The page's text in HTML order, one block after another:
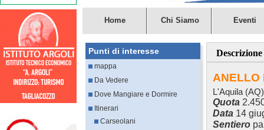
Home Chi Siamo Eventi
Punti di interesse
mappa
Da Vedere
Dove Mangiare e Dormire
Itinerari
Carseolani
Descrizione
ANELLO
L'Aquila (AQ)
Quota
Data 14
Sentiero